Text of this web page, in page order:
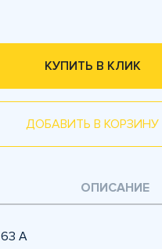
КУПИТЬ В КЛИК
ДОБАВИТЬ В КОРЗИНУ
ОПИСАНИЕ
63 A